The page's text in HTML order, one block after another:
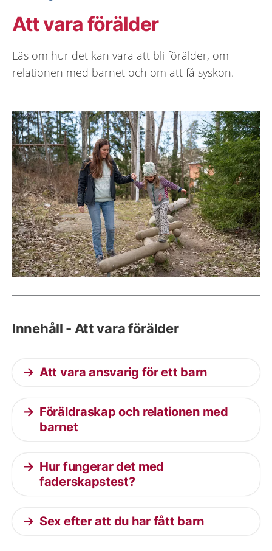
Att vara förälder
Läs om hur det kan vara att bli förälder, om
relationen med barnet och om att få syskon.
Innehåll - Att vara förälder
Att vara ansvarig för ett barn
Föräldraskap och relationen med
barnet
Hur fungerar det med
faderskapstest?
Sex efter att du har fått barn